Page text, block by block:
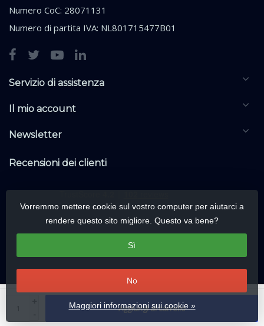
Aggiungi al carrello
Numero CoC: 28071131
Numero di partita IVA: NL801715477B01
Servizio di assistenza
Il mio account
Newsletter
Recensioni dei clienti
Vorremmo mettere cookie sul vostro computer per aiutarci a
rendere questo sito migliore. Questo va bene?
Sì
No
Maggiori informazioni sui cookie »
voorbehouden